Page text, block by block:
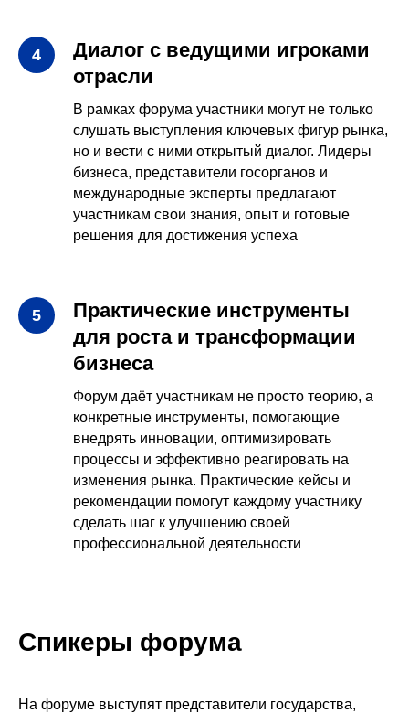
Диалог с ведущими игроками
отрасли
В рамках форума участники могут не только
слушать выступления ключевых фигур рынка,
но и вести с ними открытый диалог. Лидеры
бизнеса, представители госорганов и
международные эксперты предлагают
участникам свои знания, опыт и готовые
решения для достижения успеха
Практические инструменты
для роста и трансформации
бизнеса
Форум даёт участникам не просто теорию, а
конкретные инструменты, помогающие
внедрять инновации, оптимизировать
процессы и эффективно реагировать на
изменения рынка. Практические кейсы и
рекомендации помогут каждому участнику
сделать шаг к улучшению своей
профессиональной деятельности
Спикеры форума
На форуме выступят представители государства,